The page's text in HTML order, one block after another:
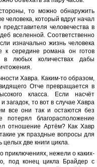
то можно обнаружить
человека, который вдруг начал
человечества в
вселенной. Соответственно
изначально жизнь человека
к середине романа он готов
в любых количествах дабы
Хавра. Каким-то образом,
Отче превращается в
класса. Если насчёт
то вот в случае Хавра
все они так и остаются без
благорасположение
отношение Артём? Как Хавр
уж праздные вопросы для
две книги цикла.
приключениях, нежели о каких-
под конец цикла Брайдер с